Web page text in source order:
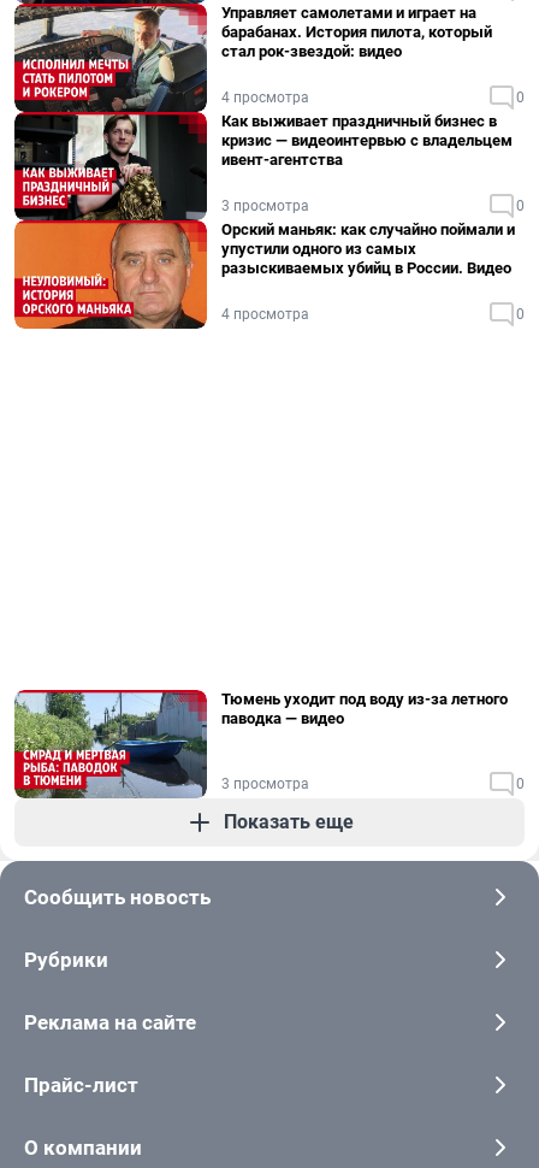
Управляет самолетами и играет на
барабанах. История пилота, который
стал рок-звездой: видео
4 просмотра 0
Как выживает праздничный бизнес в
кризис — видеоинтервью с владельцем
ивент-агентства
3 просмотра 0
Орский маньяк: как случайно поймали и
упустили одного из самых
разыскиваемых убийц в России. Видео
4 просмотра 0
Тюмень уходит под воду из-за летного
паводка — видео
3 просмотра 0
Показать еще
Сообщить новость
Рубрики
Реклама на сайте
Прайс-лист
О компании